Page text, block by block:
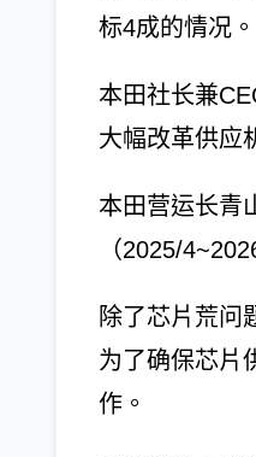
标4成的情况。
本田社长兼
大幅改革供应
本田营运长青
（2025/
除了芯片荒问
为了确保芯片
作。